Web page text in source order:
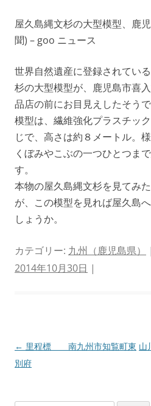
屋久島縄文杉の大型模型、鹿
聞) – goo ニュース
世界自然遺産に登録されてい
杉の大型模型が、鹿児島市喜
品店の前にお目見えしたそうで
模型は、繊維強化プラスチッ
じで、高さは約８メートル。
くぼみやこぶの一つひとつま
す。
本物の屋久島縄文杉を見てみ
が、この模型を見れば屋久島
しょうか。
カテゴリー: 九州（鹿児島県）
2014年10月30日 |
投
稿
← 里程標 南九州市知覧町東
別府
山